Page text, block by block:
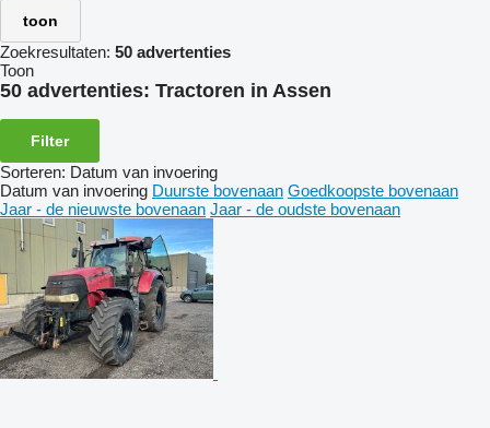
toon
Zoekresultaten: 50 advertenties
Toon
50 advertenties: Tractoren in Assen
Filter
Sorteren: Datum van invoering
Datum van invoering Duurste bovenaan Goedkoopste bovenaan
Jaar - de nieuwste bovenaan Jaar - de oudste bovenaan